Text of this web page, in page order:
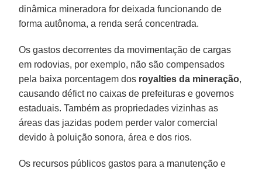
dinâmica mineradora for deixada funcionando de
forma autônoma, a renda será concentrada.
Os gastos decorrentes da movimentação de cargas
em rodovias, por exemplo, não são compensados
pela baixa porcentagem dos royalties da mineração,
causando défict no caixas de prefeituras e governos
estaduais. Também as propriedades vizinhas as
áreas das jazidas podem perder valor comercial
devido à poluição sonora, área e dos rios.
Os recursos públicos gastos para a manutenção e